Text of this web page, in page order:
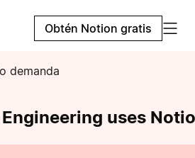
Obtén Notion gratis
demanda
uses